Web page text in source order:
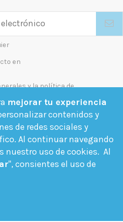
en
y la política de
mejorar tu experiencia
contenidos y
de redes sociales y
Al continuar navegando
nuestro uso de cookies. Al
", consientes el uso de